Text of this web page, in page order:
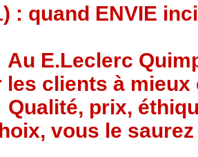
: quand ENVIE
Au E.Leclerc
les clients à
Qualité, prix,
vous le